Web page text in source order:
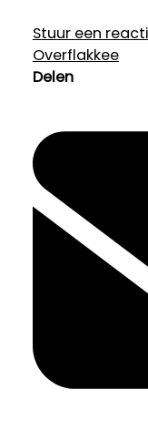
Stuur een
Overflakkee
Delen